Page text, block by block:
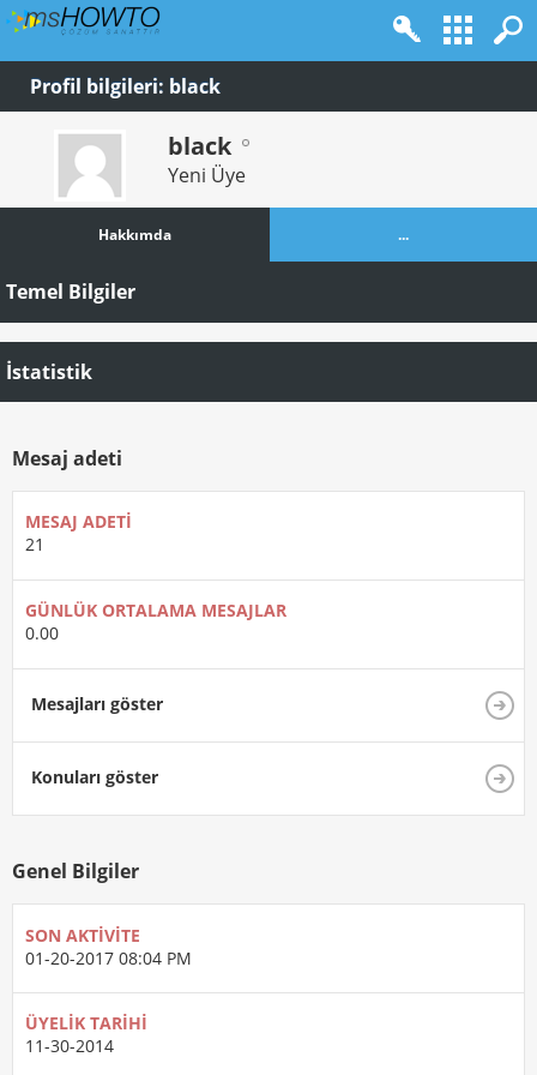
Profil bilgileri: black
black
Yeni Üye
Hakkımda ...
Temel Bilgiler
İstatistik
Mesaj adeti
MESAJ ADETI
21
GÜNLÜK ORTALAMA MESAJLAR
0.00
Mesajları göster
Konuları göster
Genel Bilgiler
SON AKTIVITE
01-20-2017 08:04 PM
ÜYELIK TARIHI
11-30-2014